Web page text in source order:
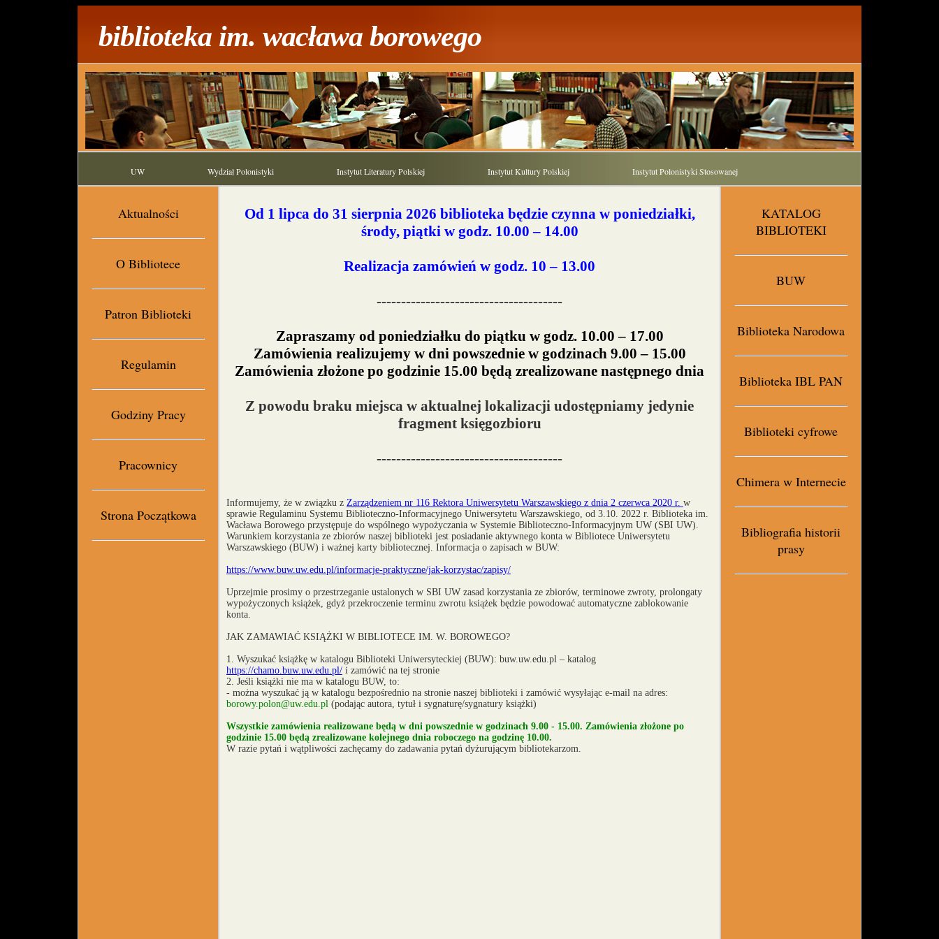
biblioteka im. wacława borowego
UW Wydział Polonistyki Instytut Literatury Polskiej Instytut Kultury Polskiej Instytut Polonistyki Stosowanej
Aktualności
O Bibliotece
Patron Biblioteki
Regulamin
Godziny Pracy
Pracownicy
Strona Początkowa
Od 1 lipca do 31 sierpnia 2026 biblioteka będzie czynna w poniedziałki,
środy, piątki w godz. 10.00 – 14.00
Realizacja zamówień w godz. 10 – 13.00
--------------------------------------
Zapraszamy od poniedziałku do piątku w godz. 10.00 – 17.00
Zamówienia realizujemy w dni powszednie w godzinach 9.00 – 15.00
Zamówienia złożone po godzinie 15.00 będą zrealizowane następnego dnia
Z powodu braku miejsca w aktualnej lokalizacji udostępniamy jedynie
fragment księgozbioru
--------------------------------------
Informujemy, że w związku z Zarządzeniem nr 116 Rektora Uniwersytetu Warszawskiego z dnia 2 czerwca 2020 r. w
sprawie Regulaminu Systemu Biblioteczno-Informacyjnego Uniwersytetu Warszawskiego, od 3.10. 2022 r. Biblioteka im.
Wacława Borowego przystępuje do wspólnego wypożyczania w Systemie Biblioteczno-Informacyjnym UW (SBI UW).
Warunkiem korzystania ze zbiorów naszej biblioteki jest posiadanie aktywnego konta w Bibliotece Uniwersytetu
Warszawskiego (BUW) i ważnej karty bibliotecznej. Informacja o zapisach w BUW:
https://www.buw.uw.edu.pl/informacje-praktyczne/jak-korzystac/zapisy/
Uprzejmie prosimy o przestrzeganie ustalonych w SBI UW zasad korzystania ze zbiorów, terminowe zwroty, prolongaty
wypożyczonych książek, gdyż przekroczenie terminu zwrotu książek będzie powodować automatyczne zablokowanie
konta.
JAK ZAMAWIAĆ KSIĄŻKI W BIBLIOTECE IM. W. BOROWEGO?
1. Wyszukać książkę w katalogu Biblioteki Uniwersyteckiej (BUW): buw.uw.edu.pl – katalog
https://chamo.buw.uw.edu.pl/ i zamówić na tej stronie
2. Jeśli książki nie ma w katalogu BUW, to:
- można wyszukać ją w katalogu bezpośrednio na stronie naszej biblioteki i zamówić wysyłając e-mail na adres:
borowy.polon@uw.edu.pl (podając autora, tytuł i sygnaturę/sygnatury książki)
Wszystkie zamówienia realizowane będą w dni powszednie w godzinach 9.00 - 15.00. Zamówienia złożone po
godzinie 15.00 będą zrealizowane kolejnego dnia roboczego na godzinę 10.00.
W razie pytań i wątpliwości zachęcamy do zadawania pytań dyżurującym bibliotekarzom.
KATALOG
BIBLIOTEKI
BUW
Biblioteka Narodowa
Biblioteka IBL PAN
Biblioteki cyfrowe
Chimera w Internecie
Bibliografia historii
prasy